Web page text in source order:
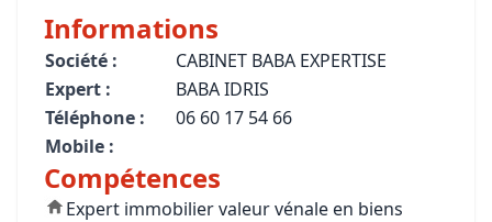
Informations
Société :
CABINET BABA EXPERTISE
Expert :
BABA IDRIS
Téléphone :
06 60 17 54 66
Mobile :
Compétences
Expert immobilier valeur vénale en biens